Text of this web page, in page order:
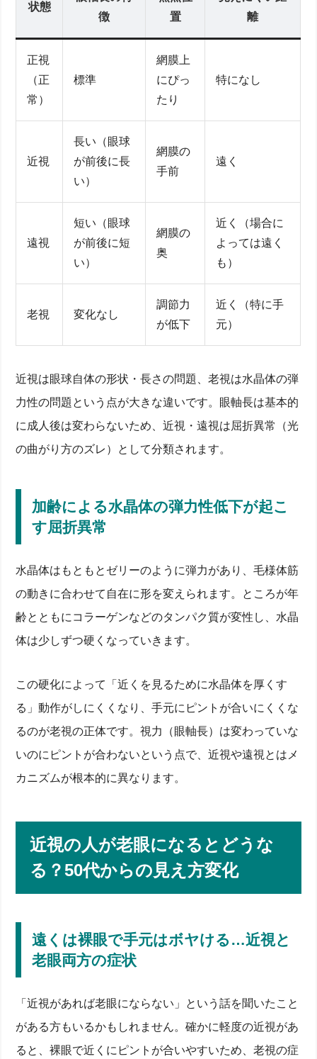
状態
徴
置
離
正視
（正
常）
標準
網膜上
にぴっ
たり
特になし
近視
長い（眼球
が前後に長
い）
網膜の
手前
遠く
遠視
短い（眼球
が前後に短
い）
網膜の
奥
近く（場合に
よっては遠く
も）
老視 変化なし
調節力
が低下
近く（特に手
元）
近視は眼球自体の形状・長さの問題、老視は水晶体の弾
力性の問題という点が大きな違いです。眼軸長は基本的
に成人後は変わらないため、近視・遠視は屈折異常（光
の曲がり方のズレ）として分類されます。
加齢による水晶体の弾力性低下が起こ
す屈折異常
水晶体はもともとゼリーのように弾力があり、毛様体筋
の動きに合わせて自在に形を変えられます。ところが年
齢とともにコラーゲンなどのタンパク質が変性し、水晶
体は少しずつ硬くなっていきます。
この硬化によって「近くを見るために水晶体を厚くす
る」動作がしにくくなり、手元にピントが合いにくくな
るのが老視の正体です。視力（眼軸長）は変わっていな
いのにピントが合わないという点で、近視や遠視とはメ
カニズムが根本的に異なります。
近視の人が老眼になるとどうな
る？50代からの見え方変化
遠くは裸眼で手元はボヤける…近視と
老眼両方の症状
「近視があれば老眼にならない」という話を聞いたこと
がある方もいるかもしれません。確かに軽度の近視があ
ると、裸眼で近くにピントが合いやすいため、老視の症